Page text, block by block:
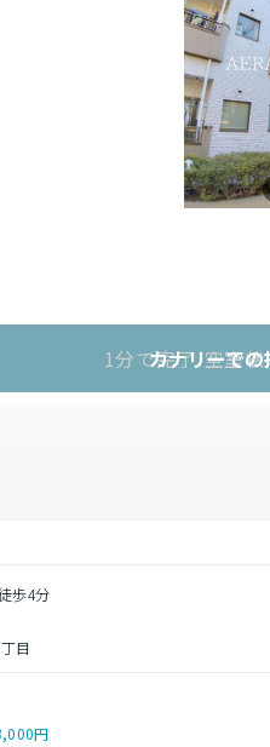
1分で完了!空室
カナリーで
歩4分
目
円